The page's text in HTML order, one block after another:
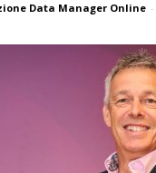
Data Manager Online -